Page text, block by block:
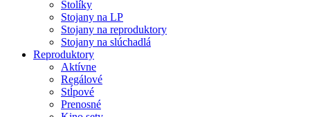
Stolíky
Stojany na LP
Stojany na reproduktory
Stojany na slúchadlá
Reproduktory
Aktívne
Regálové
Stĺpové
Prenosné